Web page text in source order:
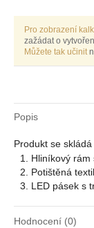
Pro zobrazení
zažádat o
Můžete tak učinit
Popis
Produkt se
Hliníkový rám
Potištěná
LED pásek s
Hodnocení (0)